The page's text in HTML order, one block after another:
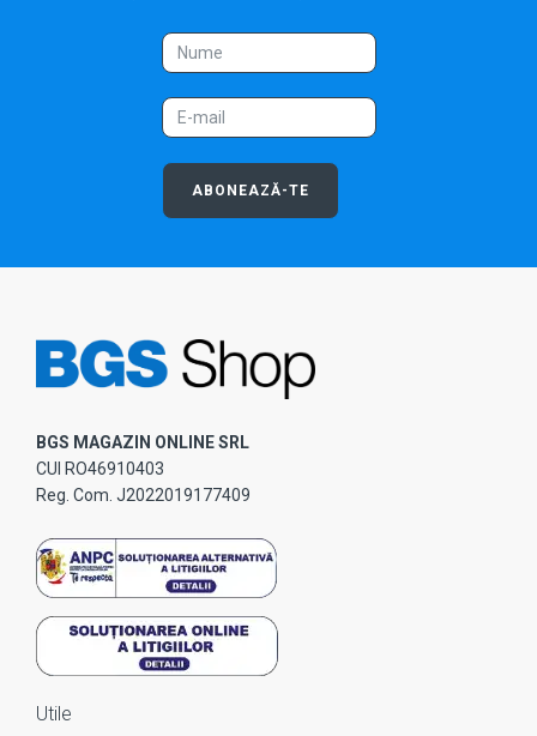
ABONEAZĂ-TE
BGS MAGAZIN ONLINE SRL
CUI RO46910403
Reg. Com. J2022019177409
Utile